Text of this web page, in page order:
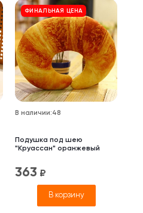
ФИНАЛЬНАЯ ЦЕНА
В наличии:48
Подушка под шею
"Круассан" оранжевый
363 ₽
В корзину